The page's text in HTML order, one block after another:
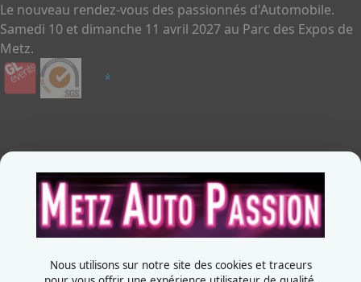
Facebook
Instagram
Linkedin
pex_map2024-144.jpg
Télécharger
Le nouveau rendez-vous des passionnés d'Automobile.
Samedi 10 et dimanche 11 avril 2027 au Parc des Expos de
Metz.
Metz Auto Passion
Contactez-nous
+33387556600
Rue de la Grange aux bois
57070 - Metz
Nous utilisons sur notre site des cookies et traceurs